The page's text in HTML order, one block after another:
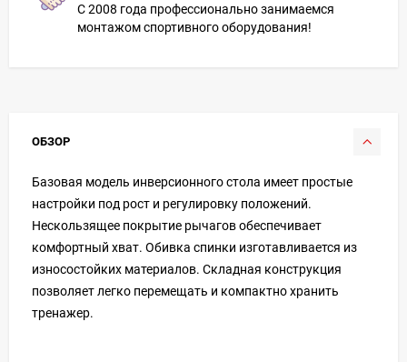
С 2008 года профессионально занимаемся
монтажом спортивного оборудования!
ОБЗОР
Базовая модель инверсионного стола имеет простые
настройки под рост и регулировку положений.
Нескользящее покрытие рычагов обеспечивает
комфортный хват. Обивка спинки изготавливается из
износостойких материалов. Складная конструкция
позволяет легко перемещать и компактно хранить
тренажер.